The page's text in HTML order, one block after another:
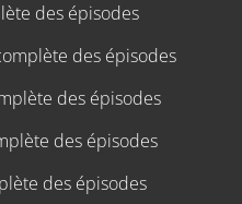
des épisodes
des épisodes
des épisodes
des épisodes
des épisodes